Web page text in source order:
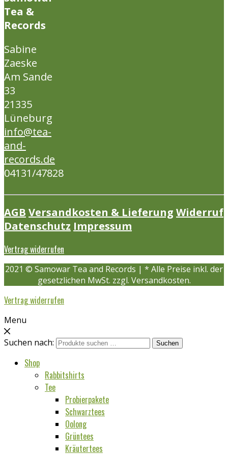
Tea &
Records
Sabine
Zaeske
Am Sande
33
21335
Lüneburg
info@tea-
and-
records.de
04131/47828
AGB Versandkosten & Lieferung Widerruf
Datenschutz Impressum
Vertrag widerrufen
2021 © Samowar Tea and Records | * Alle Preise inkl. der
gesetzlichen MwSt. zzgl. Versandkosten.
Vertrag widerrufen
Menu
Suchen nach:
Suchen
Shop
Rabbitshirts
Tee
Probierpakete
Schwarztees
Oolong
Grüntees
Kräutertees